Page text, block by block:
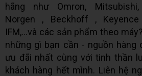
hãng như Omron,
Norgen , Beckhoff ,
IFM,...và các sản phẩm theo
những gì bạn cần - nguồn hàng
ưu đãi nhất cùng với tinh thần
khách hàng hết mình. Liên hệ